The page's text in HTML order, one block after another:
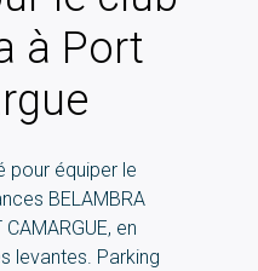
à Port
pour équiper le
BELAMBRA
en
levantes. Parking